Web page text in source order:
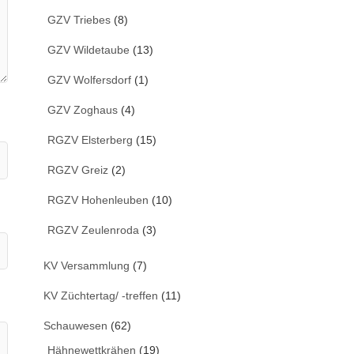
GZV Triebes (8)
GZV Wildetaube (13)
GZV Wolfersdorf (1)
GZV Zoghaus (4)
RGZV Elsterberg (15)
RGZV Greiz (2)
RGZV Hohenleuben (10)
RGZV Zeulenroda (3)
KV Versammlung (7)
KV Züchtertag/ -treffen (11)
Schauwesen (62)
Hähnewettkrähen (19)